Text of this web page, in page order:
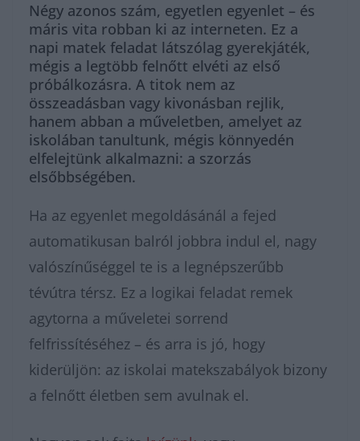
Négy azonos szám, egyetlen egyenlet – és
máris vita robban ki az interneten. Ez a
napi matek feladat látszólag gyerekjáték,
mégis a legtöbb felnőtt elvéti az első
próbálkozásra. A titok nem az
összeadásban vagy kivonásban rejlik,
hanem abban a műveletben, amelyet az
iskolában tanultunk, mégis könnyedén
elfelejtünk alkalmazni: a szorzás
elsőbbségében.
Ha az egyenlet megoldásánál a fejed
automatikusan balról jobbra indul el, nagy
valószínűséggel te is a legnépszerűbb
tévútra térsz. Ez a logikai feladat remek
agytorna a műveletei sorrend
felfrissítéséhez – és arra is jó, hogy
kiderüljön: az iskolai matekszabályok bizony
a felnőtt életben sem avulnak el.